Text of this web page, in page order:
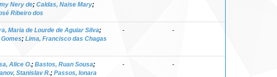
Nery de; Caldas, Naise Mary;
Ribeiro dos
Maria de Lourde de Aguiar Silva;
; Lima, Francisco das Chagas
- -
Alice O.; Bastos, Ruan Sousa;
Stanislav R.; Passos, Ionara
- -